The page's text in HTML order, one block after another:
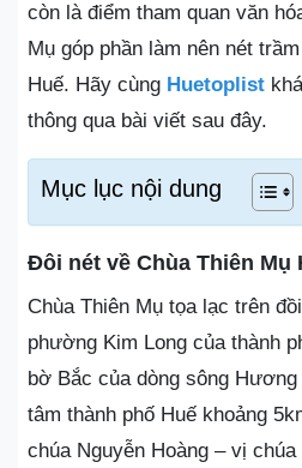
còn là điểm tham quan văn
Mụ góp phần làm nên nét
Huế. Hãy cùng Huetoplist
thông qua bài viết sau đây.
Mục lục nội dung
Đôi nét về Chùa Thiên Mụ
Chùa Thiên Mụ tọa lạc trên
phường Kim Long của thành
bờ Bắc của dòng sông
tâm thành phố Huế khoảng
chúa Nguyễn Hoàng – vị